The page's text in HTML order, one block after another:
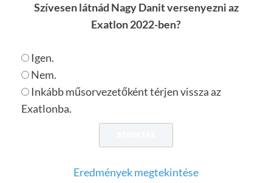
Szívesen látnád Nagy Danit versenyezni az
Exatlon 2022-ben?
Igen.
Nem.
Inkább műsorvezetőként térjen vissza az
Exatlonba.
Eredmények megtekintése